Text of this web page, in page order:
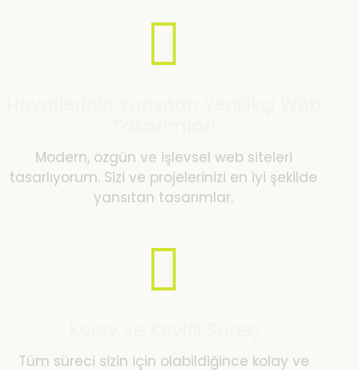
Modern, özgün ve işlevsel web siteleri
tasarlıyorum. Sizi ve projelerinizi en iyi şekilde
yansıtan tasarımlar.
Tüm süreci sizin için olabildiğince kolay ve